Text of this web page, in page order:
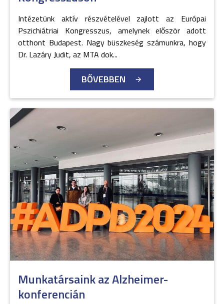
Intézetünk aktív részvételével zajlott az Európai
Pszichiátriai Kongresszus, amelynek először adott
otthont Budapest. Nagy büszkeség számunkra, hogy
Dr. Lazáry Judit, az MTA dok...
BŐVEBBEN
Munkatársaink az Alzheimer-
konferencián